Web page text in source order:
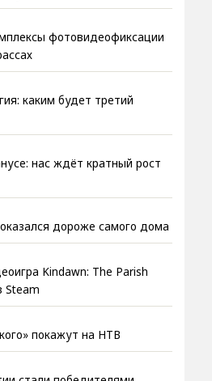
фотовидеофиксации
каким будет третий
нас ждёт кратный рост
дороже самого дома
Kindawn: The Parish
Steam
покажут на НТВ